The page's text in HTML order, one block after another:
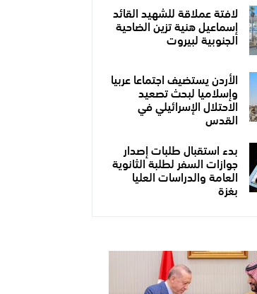
لافتة عملاقة للشهيد القائد
إسماعيل هنية تزين الضاحية
الجنوبية لبيروت
الأردن يستضيف اجتماعا عربيا
وإسلاميا لبحث تصعيد
الاحتلال الإسرائيلي في
القدس
بدء استقبال طلبات إصدار
جوازات السفر لطلبة الثانوية
العامة والدراسات العليا
بغزة